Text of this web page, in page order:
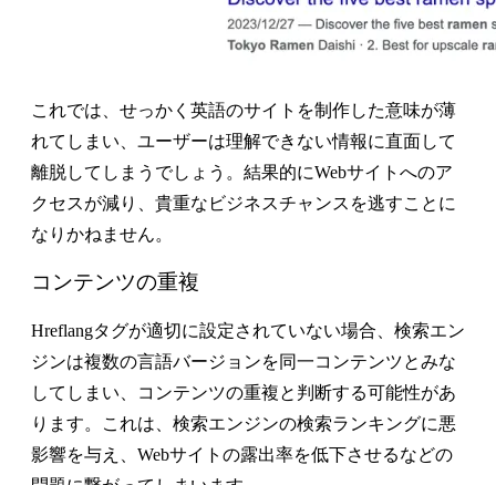
これでは、せっかく英語のサイトを制作した意味が薄
れてしまい、ユーザーは理解できない情報に直面して
離脱してしまうでしょう。結果的にWebサイトへのア
クセスが減り、貴重なビジネスチャンスを逃すことに
なりかねません。
コンテンツの重複
Hreflangタグが適切に設定されていない場合、検索エン
ジンは複数の言語バージョンを同一コンテンツとみな
してしまい、コンテンツの重複と判断する可能性があ
ります。これは、検索エンジンの検索ランキングに悪
影響を与え、Webサイトの露出率を低下させるなどの